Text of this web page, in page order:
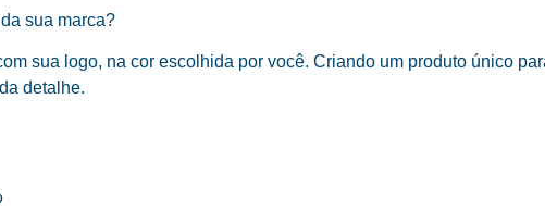
sua marca?
sua logo, na cor escolhida por você. Criando um produto único
detalhe.